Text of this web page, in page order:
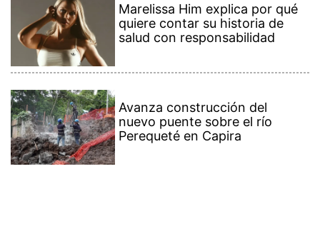
Marelissa Him explica por qué
quiere contar su historia de
salud con responsabilidad
Avanza construcción del
nuevo puente sobre el río
Perequeté en Capira